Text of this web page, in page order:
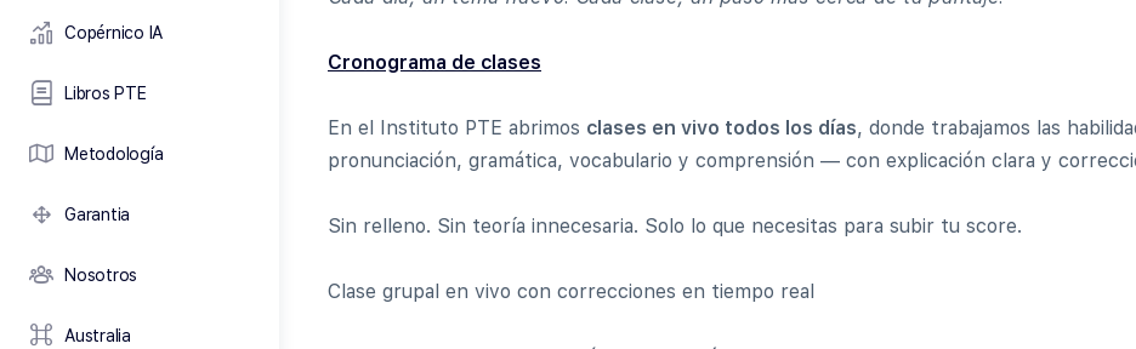
Copérnico IA
Libros PTE
Metodología
Garantia
Nosotros
Australia
Cronograma de clases
En el Instituto PTE abrimos clases en vivo todos los días, donde trabajamos las
pronunciación, gramática, vocabulario y comprensión — con explicación clara y
Sin relleno. Sin teoría innecesaria. Solo lo que necesitas para subir tu score.
Clase grupal en vivo con correcciones en tiempo real